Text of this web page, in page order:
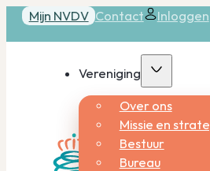
Mijn NVDV Contact Inloggen
Vereniging
Over ons
Missie en
Bestuur
Bureau